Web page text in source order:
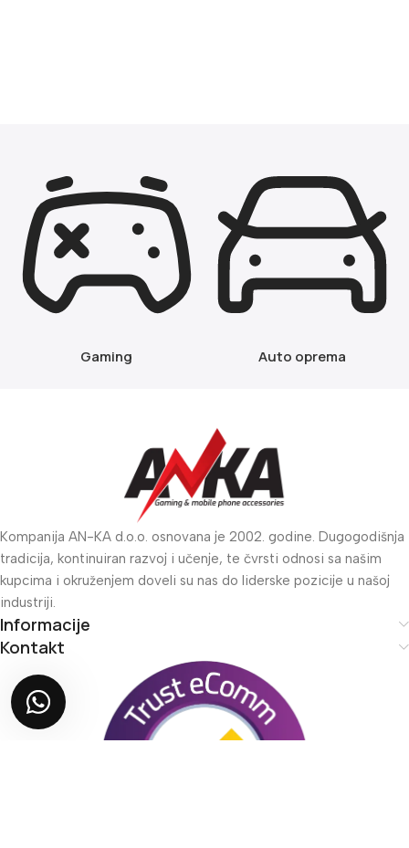
Gaming Auto oprema
Kompanija AN-KA d.o.o. osnovana je 2002. godine. Dugogodišnja
tradicija, kontinuiran razvoj i učenje, te čvrsti odnosi sa našim
kupcima i okruženjem doveli su nas do liderske pozicije u našoj
industriji.
Informacije
Kontakt